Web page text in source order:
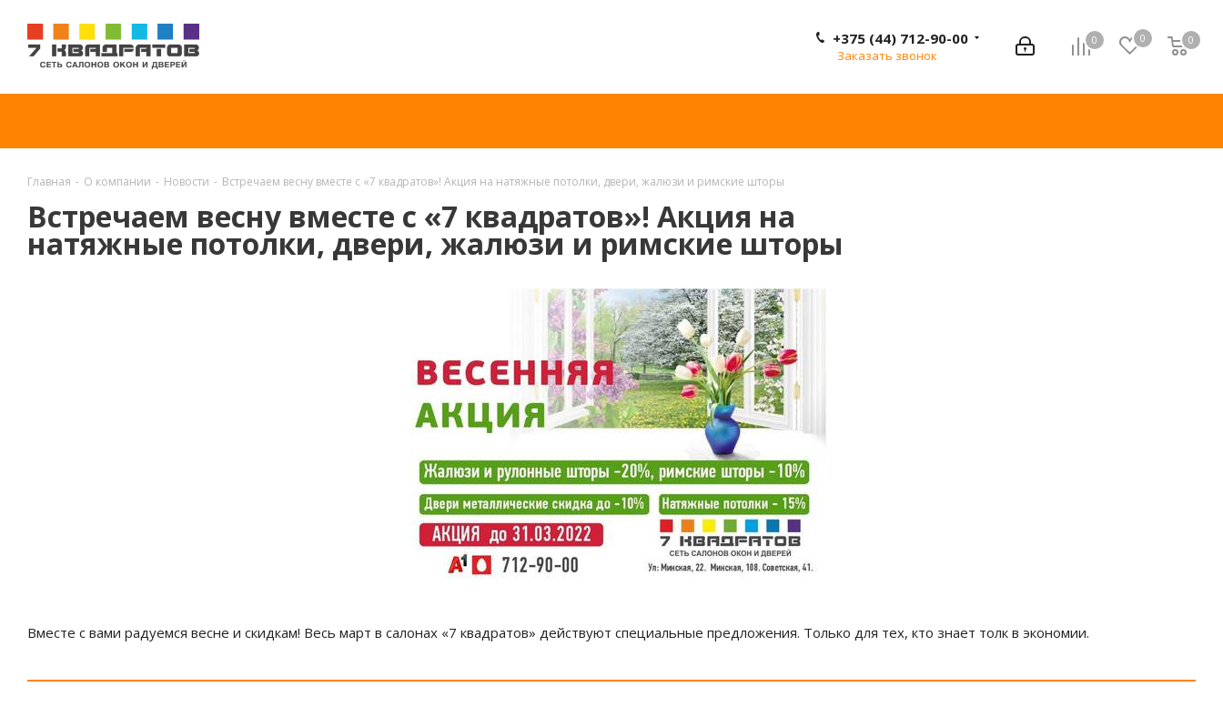
0 0 0
0
+375 (44) 712-90-00
Заказать звонок
Главная - О компании - Новости - Встречаем весну вместе с «7 квадратов»! Акция на натяжные потолки, двери, жалюзи и римские шторы
Встречаем весну вместе с «7 квадратов»! Акция на
натяжные потолки, двери, жалюзи и римские шторы
Вместе с вами радуемся весне и скидкам! Весь март в салонах «7 квадратов» действуют специальные предложения. Только для тех, кто знает толк в экономии.